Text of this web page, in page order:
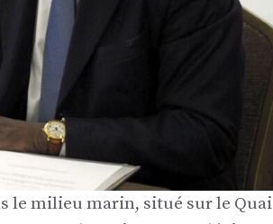
le milieu marin, situé sur le Quai